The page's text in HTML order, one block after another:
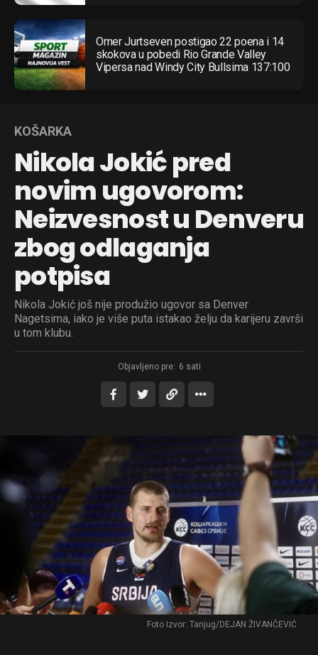
Omer Jurtseven postigao 22 poena i 14
skokova u pobedi Rio Grande Valley
Vipersa nad Windy City Bullsima 137:100
KOŠARKA
Nikola Jokić pred
novim ugovorom:
Neizvesnost u Denveru
zbog odlaganja
potpisa
Nikola Jokić još nije produžio ugovor sa Denver
Nagetsima, iako je više puta istakao želju da karijeru završi
u tom klubu.
Objavljeno pre: 6 sati
Foto Izvor: Tanjug/DEJAN ŽIVANČEVIĆ